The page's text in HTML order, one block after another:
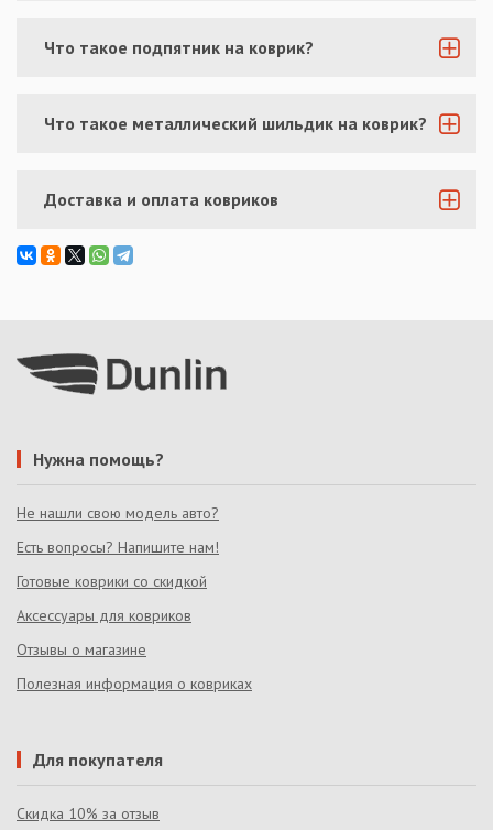
Что такое подпятник на коврик?
Что такое металлический шильдик на коврик?
Доставка и оплата ковриков
Нужна помощь?
Не нашли свою модель авто?
Есть вопросы? Напишите нам!
Готовые коврики со скидкой
Аксессуары для ковриков
Отзывы о магазине
Полезная информация о ковриках
Для покупателя
Скидка 10% за отзыв